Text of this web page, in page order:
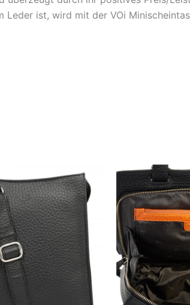
ist, wird mit der VOi
Dieses
Produkt
weist
mehrere
Varianten
auf.
Die
Optionen
können